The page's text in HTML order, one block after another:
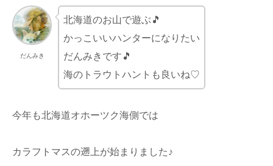
だんみき
北海道のお山で遊ぶ🎵
かっこいいハンターになりたい
だんみきです🎵
海のトラウトハントも良いね♡
今年も北海道オホーツク海側では
カラフトマスの遡上が始まりました♪